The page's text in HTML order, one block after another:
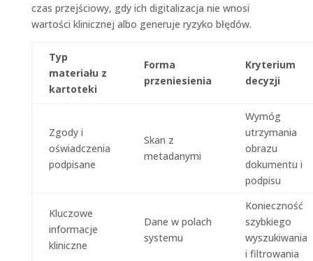
czas przejściowy, gdy ich digitalizacja nie wnosi
wartości klinicznej albo generuje ryzyko błędów.
Typ
materiału z
kartoteki
Forma
przeniesienia
Kryterium
decyzji
Zgody i
oświadczenia
podpisane
Skan z
metadanymi
Wymóg
utrzymania
obrazu
dokumentu i
podpisu
Kluczowe
informacje
kliniczne
Dane w polach
systemu
Konieczność
szybkiego
wyszukiwania
i filtrowania